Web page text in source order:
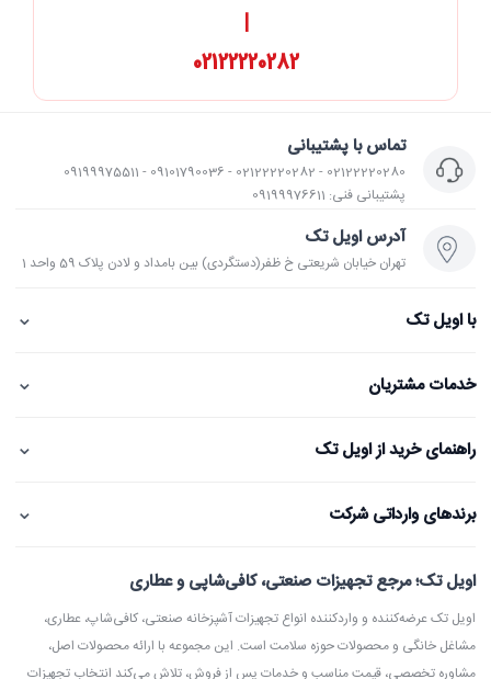
|
02122220282
تماس با پشتیبانی
02122220280 - 02122220282 - 09101790036 - 09199975511
پشتیبانی فنی: 09199976611
آدرس اویل تک
تهران خیابان شریعتی خ ظفر(دستگردی) بین بامداد و لادن پلاک 59 واحد 1
با اویل تک ⌄
خدمات مشتریان ⌄
راهنمای خرید از اویل تک ⌄
برندهای وارداتی شرکت ⌄
اویل تک؛ مرجع تجهیزات صنعتی، کافی‌شاپی و عطاری
اویل تک عرضه‌کننده و واردکننده انواع تجهیزات آشپزخانه صنعتی، کافی‌شاپ، عطاری،
مشاغل خانگی و محصولات حوزه سلامت است. این مجموعه با ارائه محصولات اصل،
مشاوره تخصصی، قیمت مناسب و خدمات پس از فروش، تلاش می‌کند انتخاب تجهیزات